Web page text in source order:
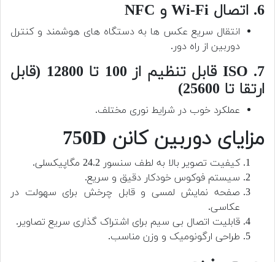
6. اتصال Wi-Fi و NFC
انتقال سریع عکس ها به دستگاه های هوشمند و کنترل
دوربین از راه دور.
7. ISO قابل تنظیم از 100 تا 12800 (قابل
ارتقا تا 25600)
عملکرد خوب در شرایط نوری مختلف.
مزایای دوربین کانن 750D
کیفیت تصویر بالا به لطف سنسور 24.2 مگاپیکسلی.
سیستم فوکوس خودکار دقیق و سریع.
صفحه نمایش لمسی و قابل چرخش برای سهولت در
عکاسی.
قابلیت اتصال بی سیم برای اشتراک گذاری سریع تصاویر.
طراحی ارگونومیک و وزن مناسب.